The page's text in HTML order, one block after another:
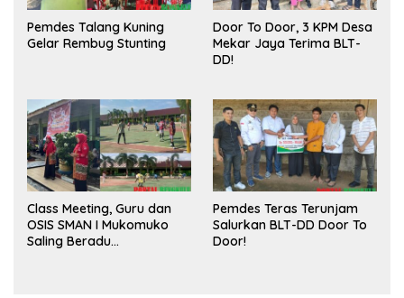
Pemdes Talang Kuning
Gelar Rembug Stunting
Door To Door, 3 KPM Desa
Mekar Jaya Terima BLT-
DD!
Class Meeting, Guru dan
OSIS SMAN I Mukomuko
Saling Beradu
Pemdes Teras Terunjam
Salurkan BLT-DD Door To
Door!